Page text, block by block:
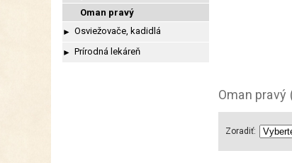
Oman pravý
► Osviežovače, kadidlá
► Prírodná lekáreň
Oman pravý
Zoradiť: